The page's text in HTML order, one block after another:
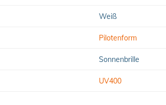
Weiß
Pilotenform
Sonnenbrille
UV400